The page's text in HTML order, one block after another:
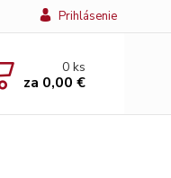
Prihlásenie
0ks
za 0,00 €